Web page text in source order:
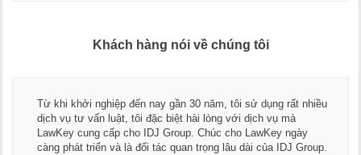
Khách hàng nói về chúng tôi
Từ khi khởi nghiệp đến nay gần 30 năm, tôi sử dụng rất nhiều
dịch vụ tư vấn luật, tôi đặc biệt hài lòng với dịch vụ mà
LawKey cung cấp cho IDJ Group. Chúc cho LawKey ngày
càng phát triển và là đối tác quan trọng lâu dài của IDJ Group.